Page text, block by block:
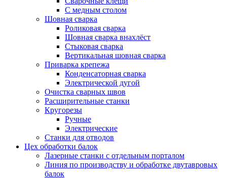
С медным столом
Шовная сварка
Роликовая сварка
Шовная сварка внахлёст
Стыковая сварка
Вертикальная шовная сварка
Приварка крепежа
Конденсаторная сварка
Электрической дугой
Очистка сварных швов
Расширительные станки
Кругорезы
Ручные
Электрические
Станки для отводов
Цех обработки балок
Лазерные станки с отдельным порталом
Линия по производству и обработке двутавровых
балок